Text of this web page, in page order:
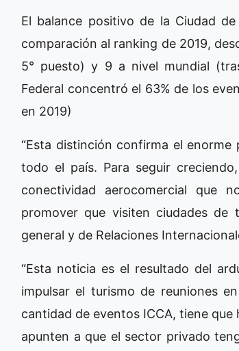
El balance positivo de la Ciudad
comparación al ranking de 2019,
5° puesto) y 9 a nivel mundial
Federal concentró el 63% de los
en 2019)
“Esta distinción confirma el
todo el país. Para seguir
conectividad aerocomercial que
promover que visiten ciudades de
general y de Relaciones
“Esta noticia es el resultado del
impulsar el turismo de reuniones
cantidad de eventos ICCA, tiene
apunten a que el sector privado